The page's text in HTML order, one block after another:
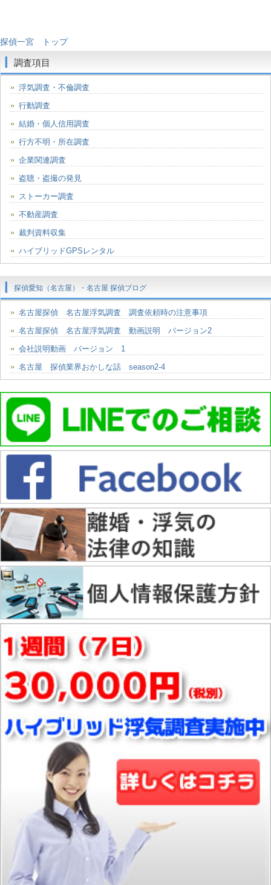
探偵一宮 トップ
調査項目
浮気調査・不倫調査
行動調査
結婚・個人信用調査
行方不明・所在調査
企業関連調査
盗聴・盗撮の発見
ストーカー調査
不動産調査
裁判資料収集
ハイブリッドGPSレンタル
探偵愛知（名古屋）・名古屋 探偵ブログ
名古屋探偵 名古屋浮気調査 調査依頼時の注意事項
名古屋探偵 名古屋浮気調査 動画説明 バージョン2
会社説明動画 バージョン 1
名古屋 探偵業界おかしな話 season2-4